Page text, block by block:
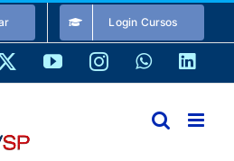
Login Cursos
YouTubeInstagramWhatsApp